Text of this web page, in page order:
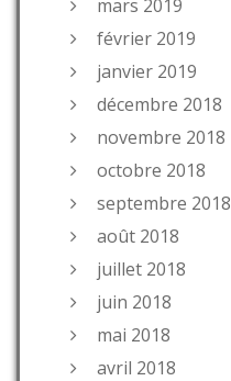
mars 2019
février 2019
janvier 2019
décembre 2018
novembre 2018
octobre 2018
septembre 2018
août 2018
juillet 2018
juin 2018
mai 2018
avril 2018